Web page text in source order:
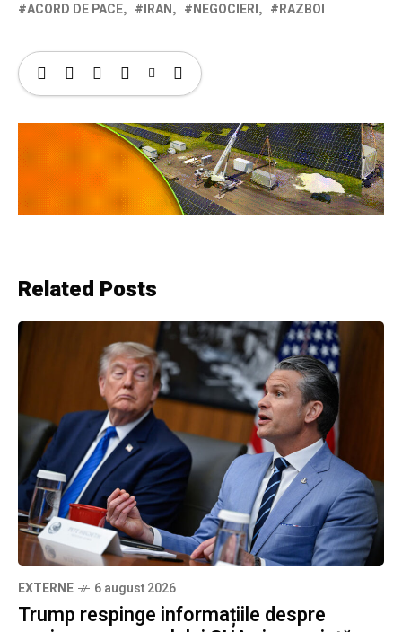
ACORD DE PACE IRAN NEGOCIERI RAZBOI
Related Posts
EXTERNE 6 august 2026
Trump respinge informațiile despre